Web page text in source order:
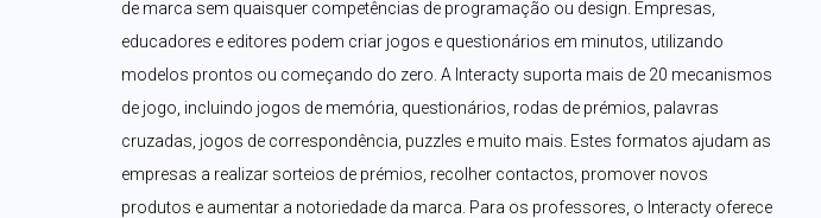
de marca sem quaisquer competências de programação ou design. Empresas,
educadores e editores podem criar jogos e questionários em minutos, utilizando
modelos prontos ou começando do zero. A Interacty suporta mais de 20 mecanismos
de jogo, incluindo jogos de memória, questionários, rodas de prémios, palavras
cruzadas, jogos de correspondência, puzzles e muito mais. Estes formatos ajudam as
empresas a realizar sorteios de prémios, recolher contactos, promover novos
produtos e aumentar a notoriedade da marca. Para os professores, o Interacty oferece